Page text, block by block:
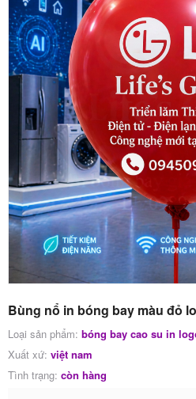
Bùng nổ in bóng bay màu đỏ
Loại sản phẩm: bóng bay cao su in
Xuất xứ: việt nam
Tình trạng: còn hàng